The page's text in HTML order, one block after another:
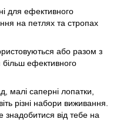
для ефективного
на петлях та стропах
або разом з
ефективного
малі саперні лопатки,
різні набори виживання.
від тебе на